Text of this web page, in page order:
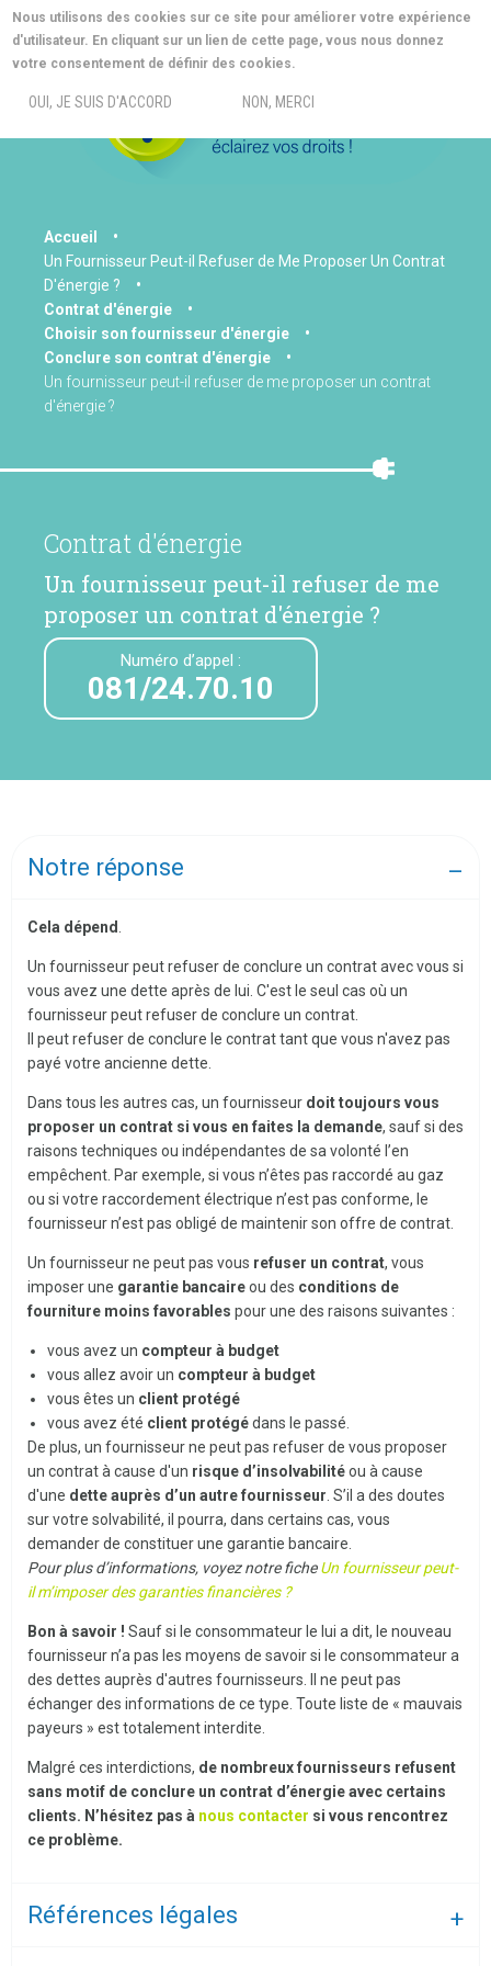
Nous utilisons des cookies sur ce site pour améliorer votre expérience
d'utilisateur. En cliquant sur un lien de cette page, vous nous donnez
votre consentement de définir des cookies.
OUI, JE SUIS D'ACCORD NON, MERCI
Aller
au
contenu
MENU
You
are
here
Accueil
Un Fournisseur Peut-il Refuser de Me Proposer Un Contrat
D'énergie ?
Contrat d'énergie
Choisir son fournisseur d'énergie
Conclure son contrat d'énergie
Un fournisseur peut-il refuser de me proposer un contrat
d'énergie ?
Contrat d'énergie
Un fournisseur peut-il refuser de me
proposer un contrat d'énergie ?
Numéro d’appel :
081/24.70.10
Notre réponse
Cela dépend
Un fournisseur peut refuser de conclure un contrat avec vous si
vous avez une dette après de lui. C'est le seul cas où un
fournisseur peut refuser de conclure un contrat.
Il peut refuser de conclure le contrat tant que vous n'avez pas
payé votre ancienne dette.
Dans tous les autres cas, un fournisseur doit toujours vous
proposer un contrat si vous en faites la demande, sauf si des
raisons techniques ou indépendantes de sa volonté l’en
empêchent. Par exemple, si vous n’êtes pas raccordé au gaz
ou si votre raccordement électrique n’est pas conforme, le
fournisseur n’est pas obligé de maintenir son offre de contrat.
Un fournisseur ne peut pas vous refuser un contrat, vous
imposer une garantie bancaireou des conditions de
fourniture moins favorables pour une des raisons suivantes :
vous avez un compteur à budget
vous allez avoir un compteur à budget
vous êtes un client protégé
vous avez été client protégédans le passé.
De plus, un fournisseur ne peut pas refuser de vous proposer
un contrat à cause d'un risque d’insolvabilitéou à cause
d'une dette auprès d’un autre fournisseur . S’il a des doutes
sur votre solvabilité, il pourra, dans certains cas, vous
demander de constituer une garantie bancaire.
Pour plus d’informations, voyez notre ficheUn fournisseur peut-
il m’imposer des garanties financières ?
Bon à savoir ! Sauf si le consommateur le lui a dit, le nouveau
fournisseur n’a pas les moyens de savoir si le consommateur a
des dettes auprès d'autres fournisseurs. Il ne peut pas
échanger des informations de ce type. Toute liste de « mauvais
payeurs » est totalement interdite.
Malgré ces interdictions, de nombreux fournisseurs refusent
sans motif de conclure un contrat d’énergie avec certains
clients. N’hésitez pas à nous contacter si vous rencontrez
ce problème.
Références légales